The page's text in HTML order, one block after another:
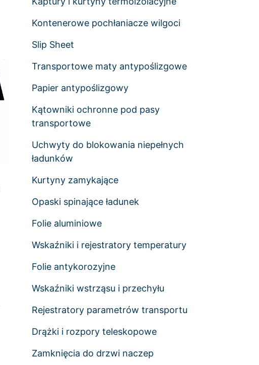
Kontenerowe pochłaniacze wilgoci
Slip Sheet
Transportowe maty antypoślizgowe
Papier antypoślizgowy
Kątowniki ochronne pod pasy
transportowe
Uchwyty do blokowania niepełnych
ładunków
Kurtyny zamykające
Opaski spinające ładunek
Folie aluminiowe
Wskaźniki i rejestratory temperatury
Folie antykorozyjne
Wskaźniki wstrząsu i przechyłu
Rejestratory parametrów transportu
Drążki i rozpory teleskopowe
Zamknięcia do drzwi naczep